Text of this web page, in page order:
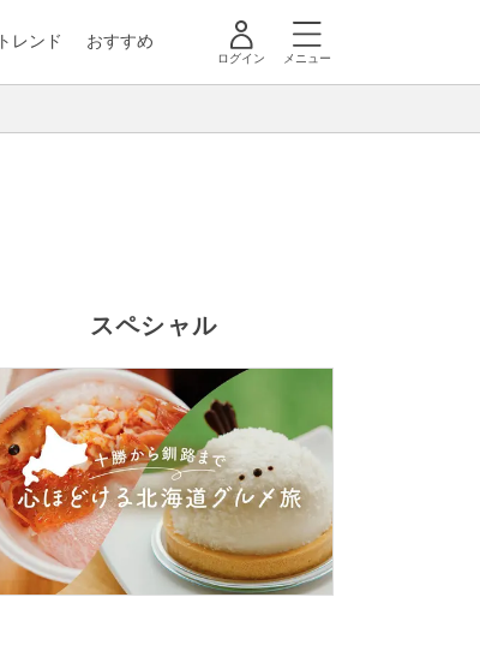
トレンド おすすめ
ログイン メニュー
スペシャル